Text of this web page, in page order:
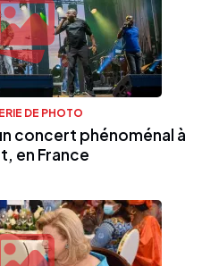
DE PHOTO
concert phénoménal à
en France